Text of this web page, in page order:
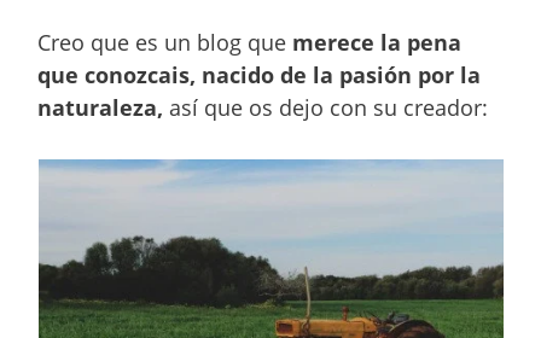
Creo que es un blog que merece la pena
que conozcais, nacido de la pasión por la
naturaleza, así que os dejo con su creador: